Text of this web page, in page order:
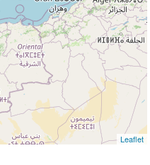
Leaflet